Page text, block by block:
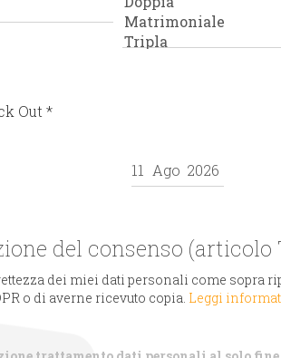
Out *
del consenso (articolo
dei miei dati personali come sopra
o di averne ricevuto copia. Leggi